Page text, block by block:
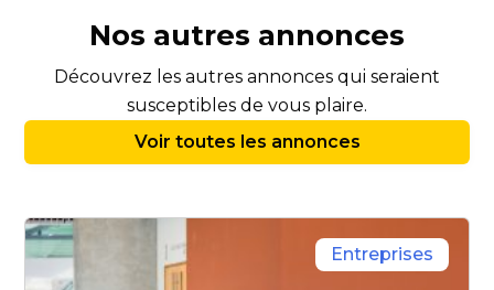
Nos autres annonces
Découvrez les autres annonces qui seraient
susceptibles de vous plaire.
Voir toutes les annonces
Entreprises